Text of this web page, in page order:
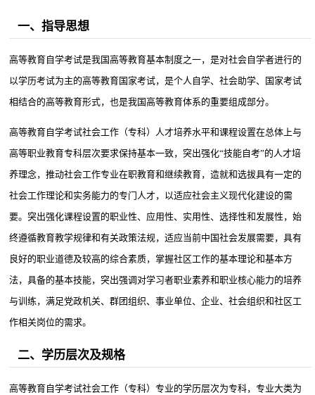
一、指导思想
高等教育自学考试是我国高等教育基本制度之一，是对社会自学者进行的
以学历考试为主的高等教育国家考试，是个人自学、社会助学、国家考试
相结合的高等教育形式，也是我国高等教育体系的重要组成部分。
高等教育自学考试社会工作（专科）人才培养水平和课程设置在总体上与
高等职业教育专科层次要求保持基本一致，突出强化“技能自考”的人才培
养理念，推动社会工作专业在职教育和继续教育，造就和选拔具有一定的
社会工作理论和实务能力的专门人才，以适应社会主义现代化建设的需
要。突出强化课程设置的职业性、应用性、实用性、选择性和发展性，始
终遵循教育教学规律和有关政策法规，适应当前中国社会发展需要，具有
良好的职业道德及较高的综合素质，掌握社区工作的基本理论和基本方
法，具备的基本技能，突出强调对学习者职业素养和职业核心能力的培养
与训练，满足党政机关、群团组织、事业单位、企业、社会组织和社区工
作相关岗位的需求。
二、学历层次及规格
高等教育自学考试社会工作（专科）专业的学历层次为专科，专业大类为